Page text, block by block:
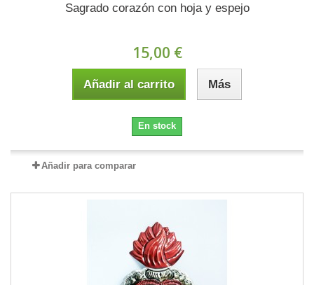
Sagrado corazón con hoja y espejo
15,00 €
Añadir al carrito Más
En stock
Añadir para comparar